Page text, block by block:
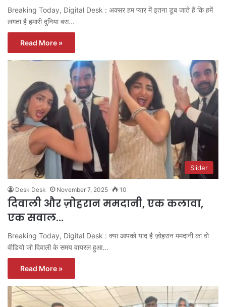
Breaking Today, Digital Desk : अक्सर हम प्यार में इतना डूब जाते हैं कि हमें
लगता है हमारी दुनिया बस…
Read More »
Slider
Desk Desk November 7, 2025 10
दिवाली और ज़ोहरान ममदानी, एक कलावा,
एक सवाल…
Breaking Today, Digital Desk : क्या आपको याद है ज़ोहरान ममदानी का वो
वीडियो जो दिवाली के समय वायरल हुआ…
Read More »